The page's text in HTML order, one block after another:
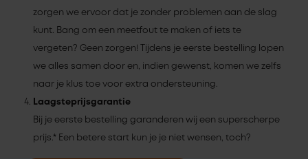
zorgen we ervoor dat je zonder problemen aan de slag
kunt. Bang om een meetfout te maken of iets te
vergeten? Geen zorgen! Tijdens je eerste bestelling lopen
we alles samen door en, indien gewenst, komen we zelfs
naar je klus toe voor extra ondersteuning.
Laagsteprijsgarantie
Bij je eerste bestelling garanderen wij een superscherpe
prijs.* Een betere start kun je je niet wensen, toch?